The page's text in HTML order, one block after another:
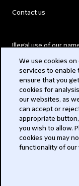
Contact us
Illegal use of our
Modern Slavery Act
Privacy
Subscribe
We use cookies
services to enable
ensure that you
cookies for
our websites, as
can accept or
appropriate
you wish to allow.
cookies you may
functionality of our